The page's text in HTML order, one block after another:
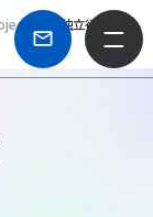
独立行政法